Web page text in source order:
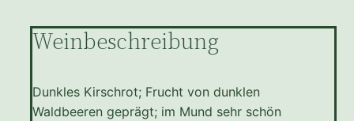
Weinbeschreibung
Dunkles Kirschrot; Frucht von dunklen
Waldbeeren geprägt; im Mund sehr schön